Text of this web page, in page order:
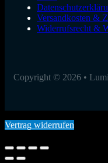
Versandkosten &
Widerrufsrecht &
Copyright © 2026 •
Vertrag widerrufen